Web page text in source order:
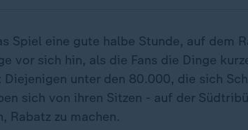
Spiel eine gute halbe Stunde, auf dem
vor sich hin, als die Fans die Dinge
Diejenigen unter den 80.000, die sich
sich von ihren Sitzen - auf der
Rabatz zu machen.